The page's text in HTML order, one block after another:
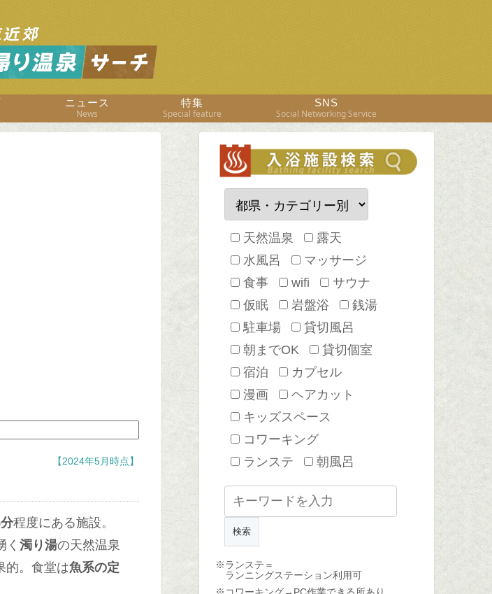
ニュース
News
特集
Special feature
SNS
Social Networking Service
【2024年5月時点】
程度にある施設。
く 濁り湯の天然温泉
的。食堂は魚系の定
天然温泉
露天
水風呂
マッサージ
食事
wifi
サウナ
仮眠
岩盤浴
銭湯
駐車場
貸切風呂
朝までOK
貸切個室
宿泊
カプセル
漫画
ヘアカット
キッズスペース
コワーキング
ランステ
朝風呂
※ランステ＝
ランニングステーション利用可
※コワーキング→ PC作業できる所あり